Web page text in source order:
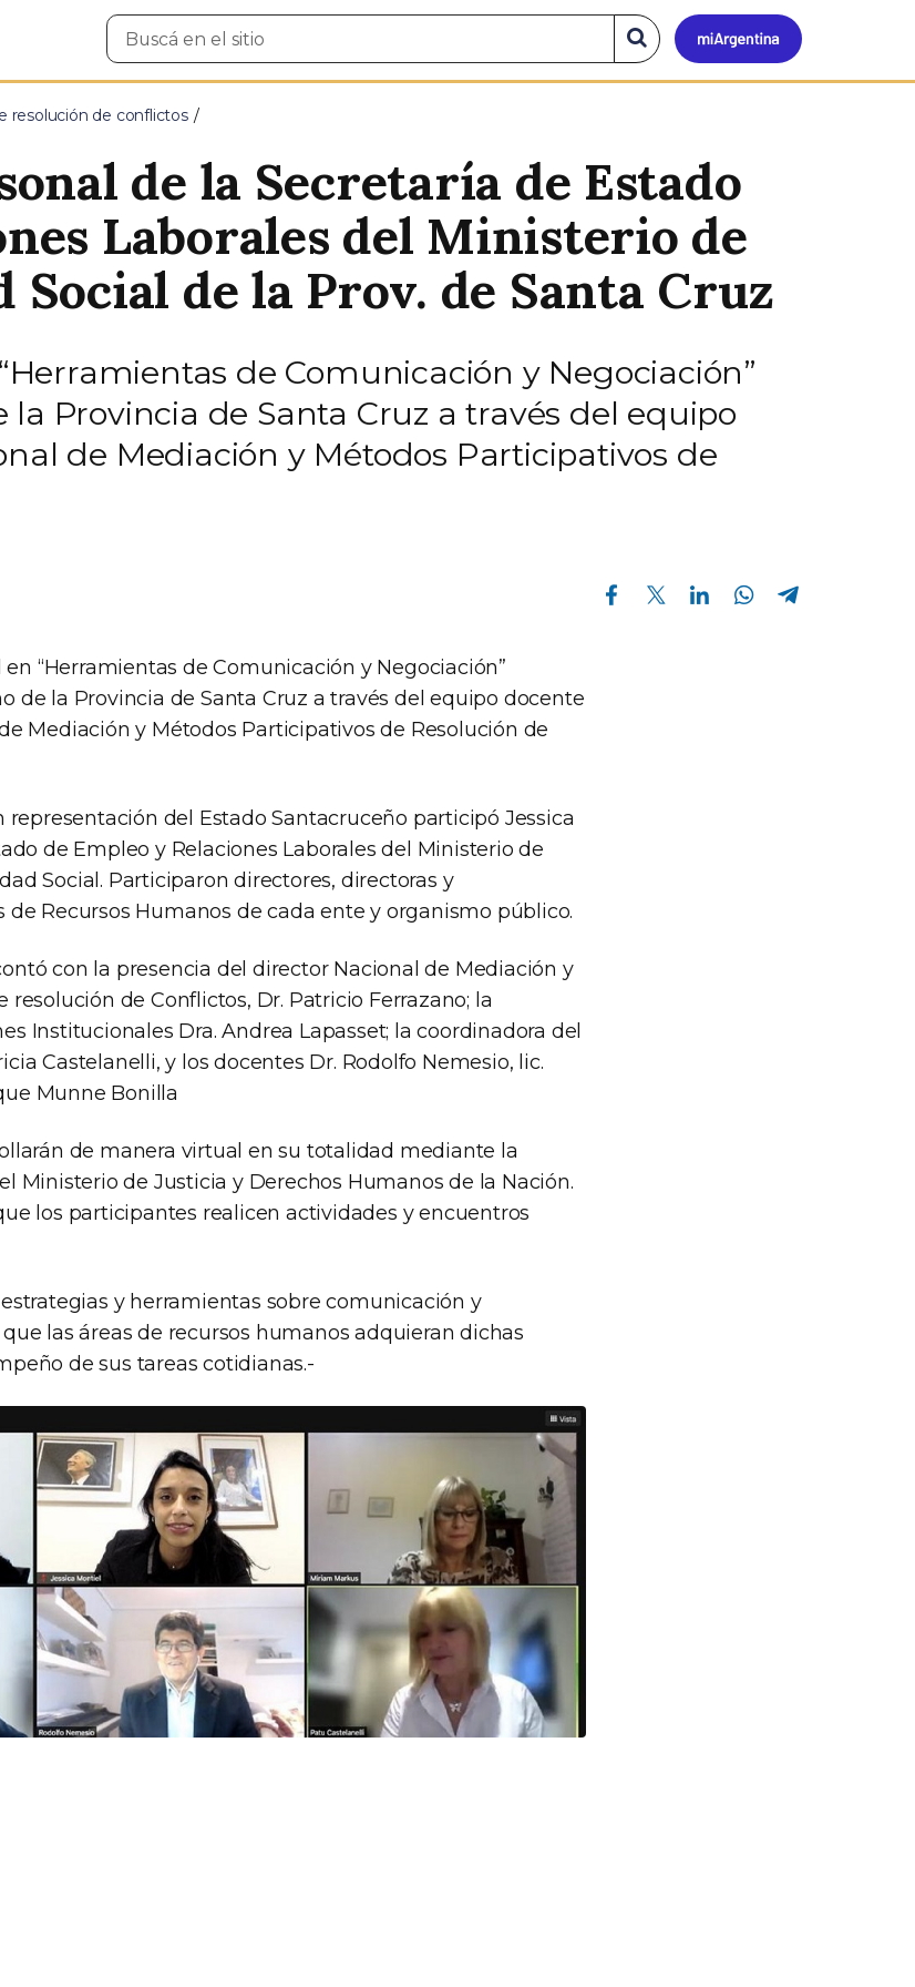
Mi
Buscar
en
Buscar
en
el
resolución de conflictos
de la Secretaría de Estado
Laborales del Ministerio de
de la Prov. de Santa Cruz
de Comunicación y Negociación”
Provincia de Santa Cruz a través del equipo
de Mediación y Métodos Participativos de
Compartir en Facebook Compartir en Twitter Compartir en Linkedin Compartir en Whatsapp
“Herramientas de Comunicación y Negociación”
de la Provincia de Santa Cruz a través del equipo docente
Mediación y Métodos Participativos de Resolución de
representación del Estado Santacruceño participó Jessica
de Empleo y Relaciones Laborales del Ministerio de
Social. Participaron directores, directoras y
de Recursos Humanos de cada ente y organismo público.
con la presencia del director Nacional de Mediación y
de Conflictos, Dr. Patricio Ferrazano; la
Institucionales Dra. Andrea Lapasset; la coordinadora del
Castelanelli, y los docentes Dr. Rodolfo Nemesio, lic.
Munne Bonilla
de manera virtual en su totalidad mediante la
Ministerio de Justicia y Derechos Humanos de la Nación.
los participantes realicen actividades y encuentros
y herramientas sobre comunicación y
las áreas de recursos humanos adquieran dichas
de sus tareas cotidianas.-